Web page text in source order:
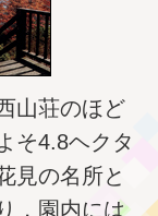
山荘のほど
そ4.8ヘクタ
見の名所と
，園内には